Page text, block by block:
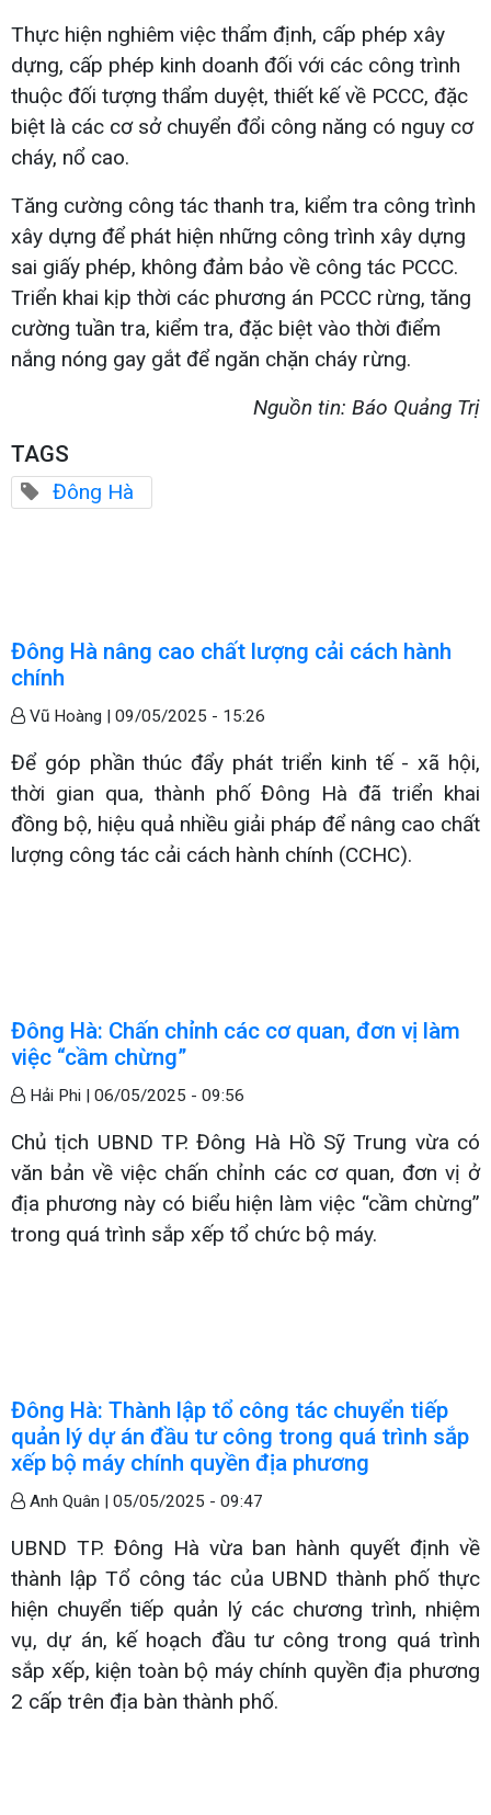
Thực hiện nghiêm việc thẩm định, cấp phép xây
dựng, cấp phép kinh doanh đối với các công trình
thuộc đối tượng thẩm duyệt, thiết kế về PCCC, đặc
biệt là các cơ sở chuyển đổi công năng có nguy cơ
cháy, nổ cao.
Tăng cường công tác thanh tra, kiểm tra công trình
xây dựng để phát hiện những công trình xây dựng
sai giấy phép, không đảm bảo về công tác PCCC.
Triển khai kịp thời các phương án PCCC rừng, tăng
cường tuần tra, kiểm tra, đặc biệt vào thời điểm
nắng nóng gay gắt để ngăn chặn cháy rừng.
Nguồn tin: Báo Quảng Trị
TAGS
Đông Hà
Đông Hà nâng cao chất lượng cải cách hành
chính
Vũ Hoàng | 09/05/2025 - 15:26
Để góp phần thúc đẩy phát triển kinh tế - xã hội,
thời gian qua, thành phố Đông Hà đã triển khai
đồng bộ, hiệu quả nhiều giải pháp để nâng cao chất
lượng công tác cải cách hành chính (CCHC).
Đông Hà: Chấn chỉnh các cơ quan, đơn vị làm
việc “cầm chừng”
Hải Phi | 06/05/2025 - 09:56
Chủ tịch UBND TP. Đông Hà Hồ Sỹ Trung vừa có
văn bản về việc chấn chỉnh các cơ quan, đơn vị ở
địa phương này có biểu hiện làm việc “cầm chừng”
trong quá trình sắp xếp tổ chức bộ máy.
Đông Hà: Thành lập tổ công tác chuyển tiếp
quản lý dự án đầu tư công trong quá trình sắp
xếp bộ máy chính quyền địa phương
Anh Quân | 05/05/2025 - 09:47
UBND TP. Đông Hà vừa ban hành quyết định về
thành lập Tổ công tác của UBND thành phố thực
hiện chuyển tiếp quản lý các chương trình, nhiệm
vụ, dự án, kế hoạch đầu tư công trong quá trình
sắp xếp, kiện toàn bộ máy chính quyền địa phương
2 cấp trên địa bàn thành phố.